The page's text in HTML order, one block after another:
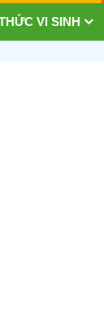
VI SINH